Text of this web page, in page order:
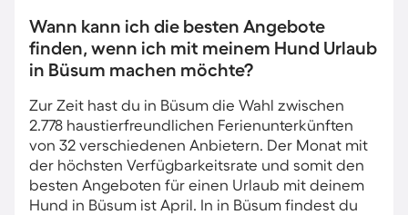
Wann kann ich die besten Angebote
finden, wenn ich mit meinem Hund Urlaub
in Büsum machen möchte?
Zur Zeit hast du in Büsum die Wahl zwischen
2.778 haustierfreundlichen Ferienunterkünften
von 32 verschiedenen Anbietern. Der Monat mit
der höchsten Verfügbarkeitsrate und somit den
besten Angeboten für einen Urlaub mit deinem
Hund in Büsum ist April. In in Büsum findest du